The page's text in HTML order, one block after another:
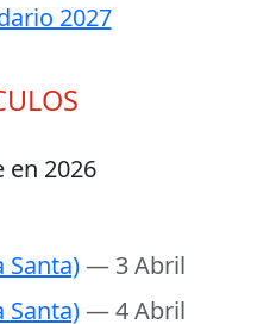
2027
en 2026
Santa)— 3 Abril
Santa)— 4 Abril